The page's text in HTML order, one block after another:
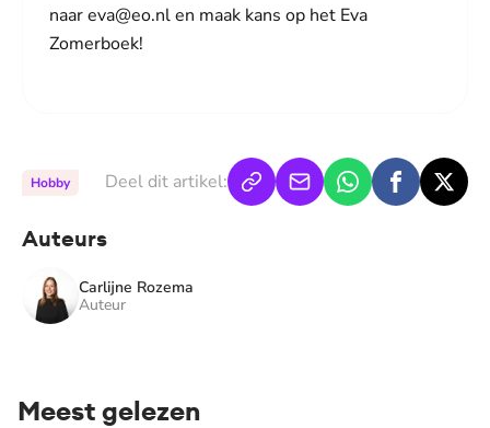
naar eva@eo.nl en maak kans op het Eva
Zomerboek!
Hobby Deel dit artikel:
Auteurs
Carlijne Rozema
Auteur
Meest gelezen